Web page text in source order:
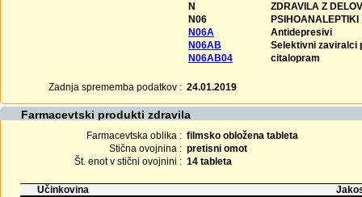
N
ZDRAVILA Z
N06
PSIHOANALEPTIKI
N06A
Antidepresivi
N06AB
Selektivni zaviralci
N06AB04
citalopram
Zadnja sprememba podatkov : 24.01.2019
Farmacevtski produkti zdravila
Farmacevtska oblika : filmsko obložena tableta
Stična ovojnina : pretisni omot
Št. enot v stični ovojnini : 14 tableta
Učinkovina